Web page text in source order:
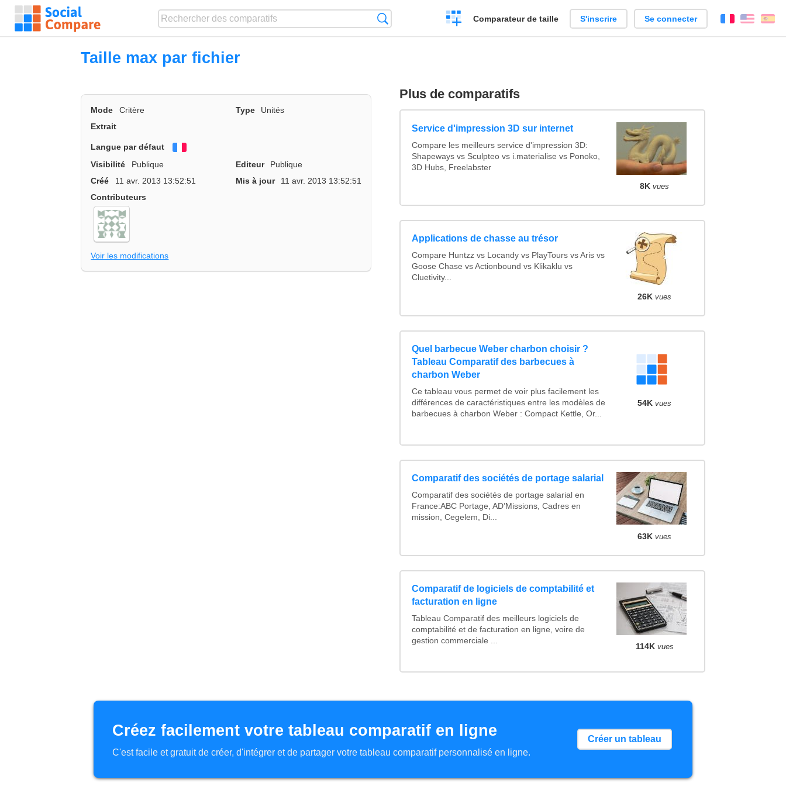
Créer
un
Comparateur de taille S'inscrire Se connecter FrançaisEnglish
Taille max par fichier
Mode Critère Type
Unités
Extrait
Langue par défaut
Visibilité
Publique Editeur
Publique
Créé
11 avr. 2013 13:52:51 Mis à jour
11 avr. 2013 13:52:51
Contributeurs
Voir les modifications
Plus de comparatifs
Service d'impression 3D sur internet
Compare les meilleurs service d'impression 3D:
Shapeways vs Sculpteo vs i.materialise vs Ponoko,
3D Hubs, Freelabster
8K vues
Applications de chasse au trésor
Compare Huntzz vs Locandy vs PlayTours vs Aris vs
Goose Chase vs Actionbound vs Klikaklu vs
Cluetivity...
26K vues
Quel barbecue Weber charbon choisir ?
Tableau Comparatif des barbecues à
charbon Weber
Ce tableau vous permet de voir plus facilement les
différences de caractéristiques entre les modèles de
barbecues à charbon Weber : Compact Kettle, Or...
54K vues
Comparatif des sociétés de portage salarial
Comparatif des sociétés de portage salarial en
France:ABC Portage, AD’Missions, Cadres en
mission, Cegelem, Di...
63K vues
Comparatif de logiciels de comptabilité et
facturation en ligne
Tableau Comparatif des meilleurs logiciels de
comptabilité et de facturation en ligne, voire de
gestion commerciale ...
114K vues
Créez facilement votre tableau comparatif en ligne
C'est facile et gratuit de créer, d'intégrer et de partager votre tableau comparatif personnalisé en ligne.
Créer un tableau